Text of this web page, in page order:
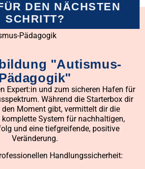
DEN NÄCHSTEN
SCHRITT?
"Autismus-
Expert:in und zum sicheren Hafen für
Während die Starterbox dir
den Moment gibt, vermittelt dir die
System für nachhaltigen,
und eine tiefgreifende, positive
Veränderung.
Handlungssicherheit: